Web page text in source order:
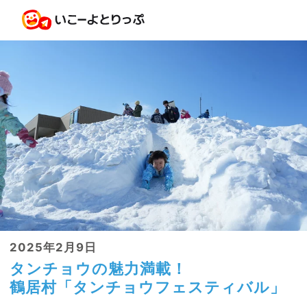
2025年2月9日
タンチョウの魅力満載！
鶴居村「タンチョウフェスティバル」